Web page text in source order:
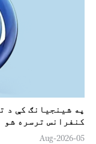
کنفرانس ترسره شو
05-Aug-2026